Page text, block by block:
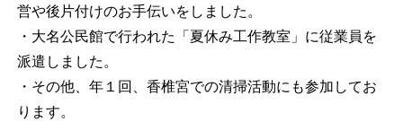
営や後片付けのお手伝いをしました。
・大名公民館で行われた「夏休み工作教室」に従業員を
派遣しました。
・その他、年１回、香椎宮での清掃活動にも参加してお
ります。